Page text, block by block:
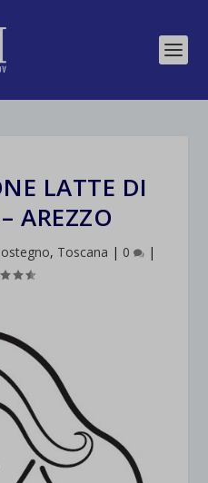
LATTE DI
AREZZO
, Toscana | 0 |